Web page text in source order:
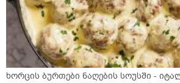
ხორცის ბურთები ნაღების სოუსში -